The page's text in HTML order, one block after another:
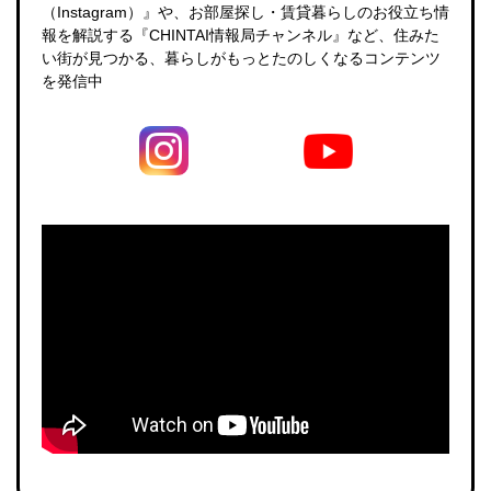
（Instagram）』や、お部屋探し・賃貸暮らしのお役立ち情
報を解説する『CHINTAI情報局チャンネル』など、住みた
い街が見つかる、暮らしがもっとたのしくなるコンテンツ
を発信中